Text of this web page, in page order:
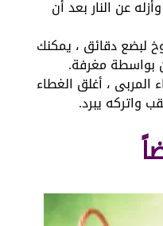
عن النار بعد أن
لبضع دقائق ، يمكنك
بواسطة مغرفة.
المربى ، أغلق الغطاء
واتركه يبرد.